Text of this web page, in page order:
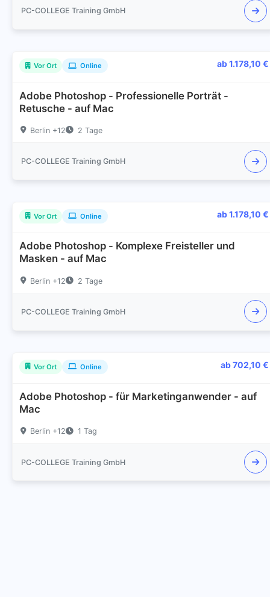
PC-COLLEGE Training GmbH
Vor Ort Online ab 1.178,10 €
Adobe Photoshop - Professionelle Porträt -
Retusche - auf Mac
Berlin +12 2 Tage
PC-COLLEGE Training GmbH
Vor Ort Online ab 1.178,10 €
Adobe Photoshop - Komplexe Freisteller und
Masken - auf Mac
Berlin +12 2 Tage
PC-COLLEGE Training GmbH
Vor Ort Online ab 702,10 €
Adobe Photoshop - für Marketinganwender - auf
Mac
Berlin +12 1 Tag
PC-COLLEGE Training GmbH